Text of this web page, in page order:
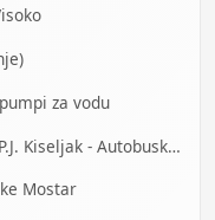
za vodu
Centrotrans-Eurolines dd Sarajevo - P.J. Kiseljak - Autobuska stanica
Mostar